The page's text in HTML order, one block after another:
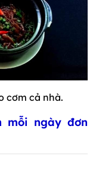
cơm cả nhà.
mỗi ngày đơn